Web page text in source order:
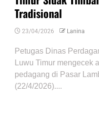
Tradisional
23/04/2026 Lanina
Petugas Dinas
Luwu Timur mengecek
pedagang di Pasar
(22/4/2026)....